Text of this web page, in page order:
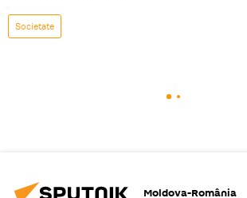
Societate
Moldova-România